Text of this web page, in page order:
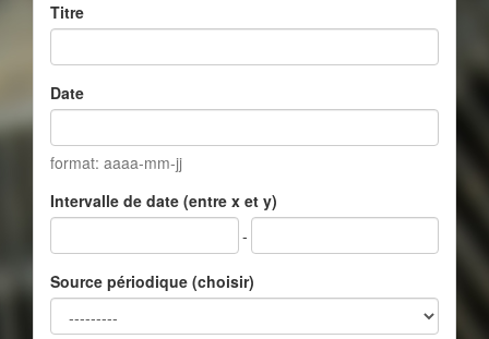
Titre
Date
format: aaaa-mm-jj
Intervalle de date (entre x et y)
-
Source périodique (choisir)